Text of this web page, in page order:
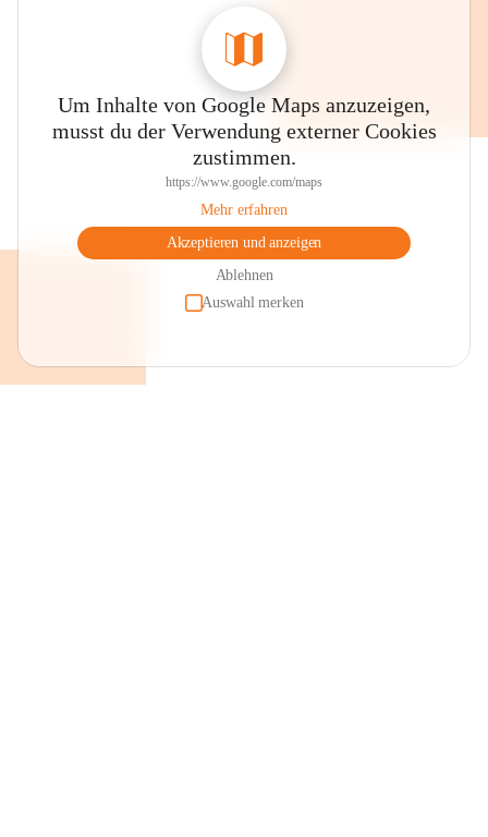
Um Inhalte von Google Maps anzuzeigen,
musst du der Verwendung externer Cookies
zustimmen.
https://www.google.com/maps
Mehr erfahren
Akzeptieren und anzeigen
Ablehnen
Auswahl merken